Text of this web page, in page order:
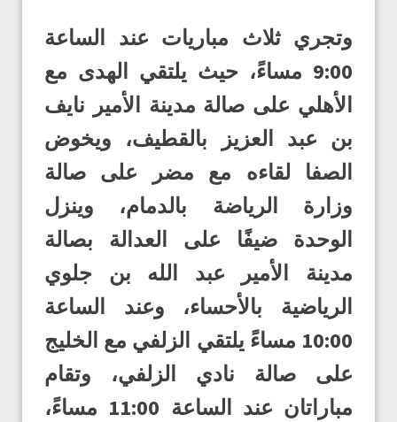
وتجري ثلاث مباريات عند الساعة
9:00 مساءً، حيث يلتقي الهدى مع
الأهلي على صالة مدينة الأمير نايف
بن عبد العزيز بالقطيف، ويخوض
الصفا لقاءه مع مضر على صالة
وزارة الرياضة بالدمام، وينزل
الوحدة ضيفًا على العدالة بصالة
مدينة الأمير عبد الله بن جلوي
الرياضية بالأحساء، وعند الساعة
10:00 مساءً يلتقي الزلفي مع الخليج
على صالة نادي الزلفي، وتقام
مباراتان عند الساعة 11:00 مساءً،